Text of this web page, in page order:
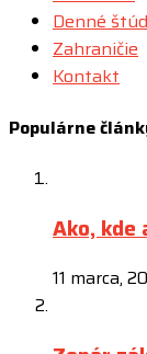
Denné
Zahraničie
Kontakt
Populárne
Ako, kde
11 marca,